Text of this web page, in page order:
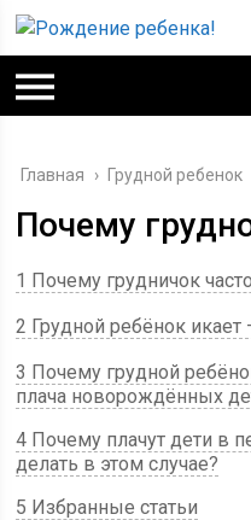
Главная › Грудной ребенок
Почему
1 Почему грудничок
2 Грудной ребёнок икает
3 Почему грудной
плача новорождённых
4 Почему плачут дети в
делать в этом случае?
5 Избранные статьи